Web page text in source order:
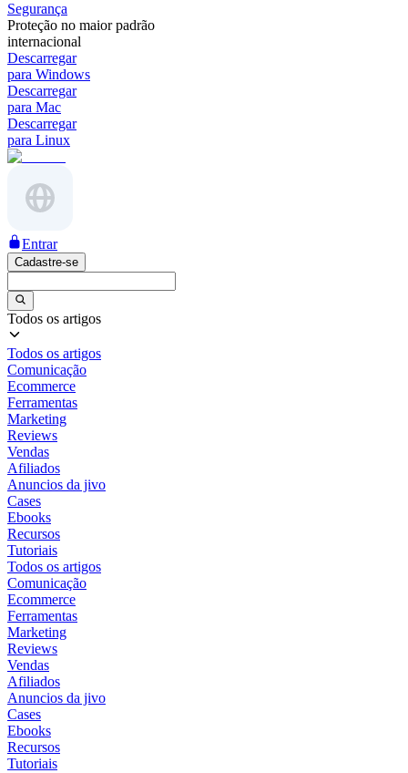
Segurança
Proteção no maior padrão
internacional
Descarregar
para Windows
Descarregar
para Mac
Descarregar
para Linux
Entrar
Cadastre-se
Todos os artigos
Todos os artigos
Comunicação
Ecommerce
Ferramentas
Marketing
Reviews
Vendas
Afiliados
Anuncios da jivo
Cases
Ebooks
Recursos
Tutoriais
Todos os artigos
Comunicação
Ecommerce
Ferramentas
Marketing
Reviews
Vendas
Afiliados
Anuncios da jivo
Cases
Ebooks
Recursos
Tutoriais